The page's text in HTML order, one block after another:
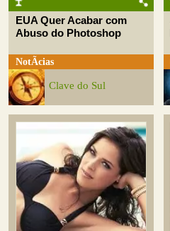
EUA Quer Acabar com
Abuso do Photoshop
NotÃ­cias
Clave do Sul